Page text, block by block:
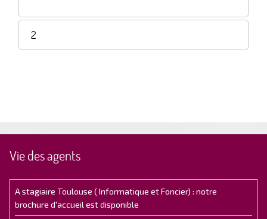
2
Vie des agents
A stagiaire Toulouse ( Informatique et Foncier) : notre
brochure d'accueil est disponible